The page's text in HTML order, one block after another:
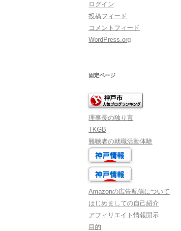
ログイン
投稿フィード
コメントフィード
WordPress.org
固定ページ
理事長の独り言
TKGB
難聴者の就職活動体験
Amazonの広告配信について
はじめましての自己紹介
アフィリエイト情報開示
目的